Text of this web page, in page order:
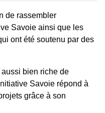
de rassembler
Savoie ainsi que les
ont été soutenu par des
aussi bien riche de
Savoie répond à
grâce à son